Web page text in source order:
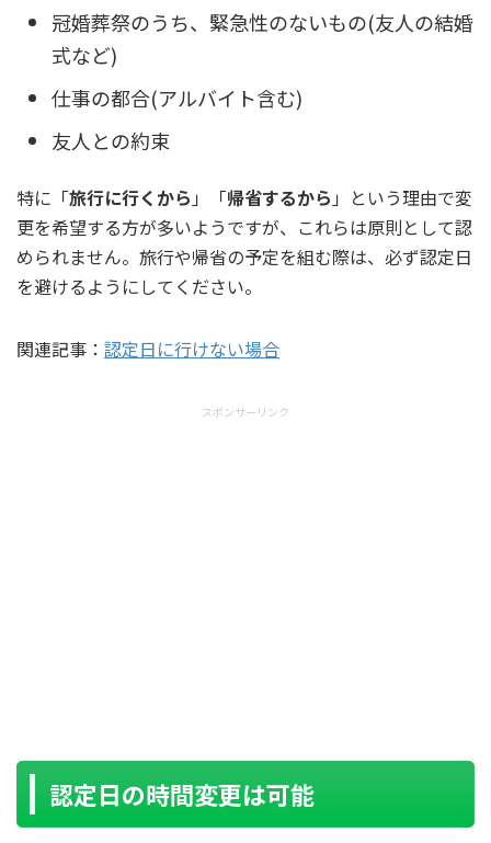
冠婚葬祭のうち、緊急性のないもの(友人の結婚
式など)
仕事の都合(アルバイト含む)
友人との約束
特に「旅行に行くから 」「帰省するから 」という理由で変
更を希望する方が多いようですが、これらは原則として認
められません。旅行や帰省の予定を組む際は、必ず認定日
を避けるようにしてください。
関連記事： 認定日に行けない場合
スポンサーリンク
認定日の時間変更は可能